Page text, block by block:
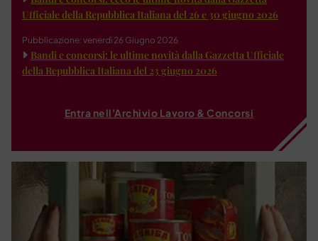
Ufficiale della Repubblica Italiana del 26 e 30 giugno 2026
Pubblicazione: venerdì 26 Giugno 2026
Bandi e concorsi: le ultime novità dalla Gazzetta Ufficiale
della Repubblica Italiana del 23 giugno 2026
Entra nell'Archivio Lavoro & Concorsi